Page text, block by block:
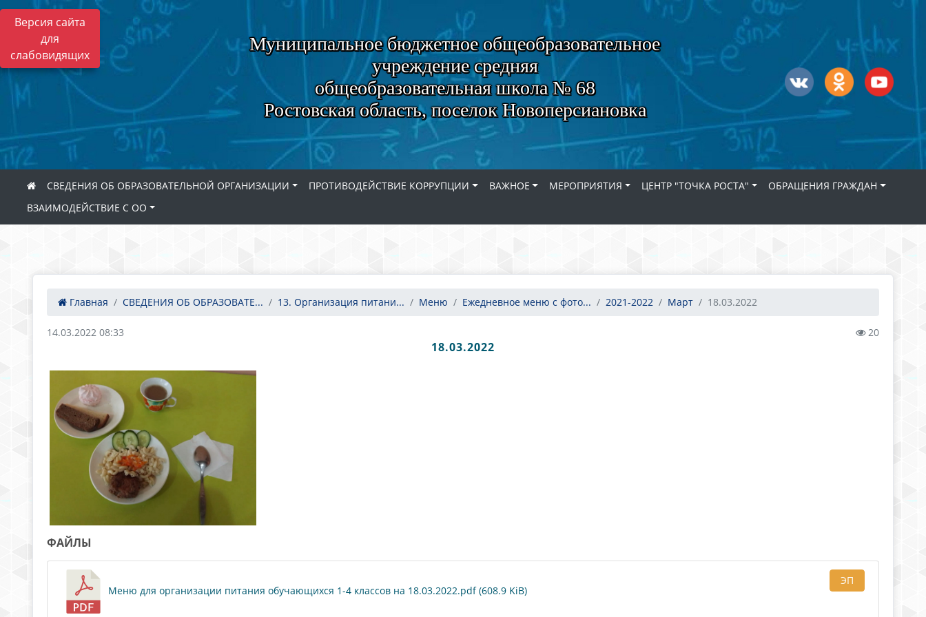
Версия сайта
для
слабовидящих
Муниципальное бюджетное общеобразовательное
учреждение средняя
общеобразовательная школа № 68
Ростовская область, поселок Новоперсиановка
СВЕДЕНИЯ ОБ ОБРАЗОВАТЕЛЬНОЙ ОРГАНИЗАЦИИ ПРОТИВОДЕЙСТВИЕ КОРРУПЦИИ ВАЖНОЕ МЕРОПРИЯТИЯ ЦЕНТР "ТОЧКА РОСТА"
ОБРАЩЕНИЯ ГРАЖДАН
ВЗАИМОДЕЙСТВИЕ С ОО
Главная СВЕДЕНИЯ ОБ ОБРАЗОВАТЕ... 13. Организация питани... Меню Ежедневное меню с фото... 2021-2022 Март 18.03.2022
14.03.2022 08:33 20
18.03.2022
ФАЙЛЫ
Меню для организации питания обучающихся 1-4 классов на 18.03.2022.pdf (608.9 KiB)
ЭП